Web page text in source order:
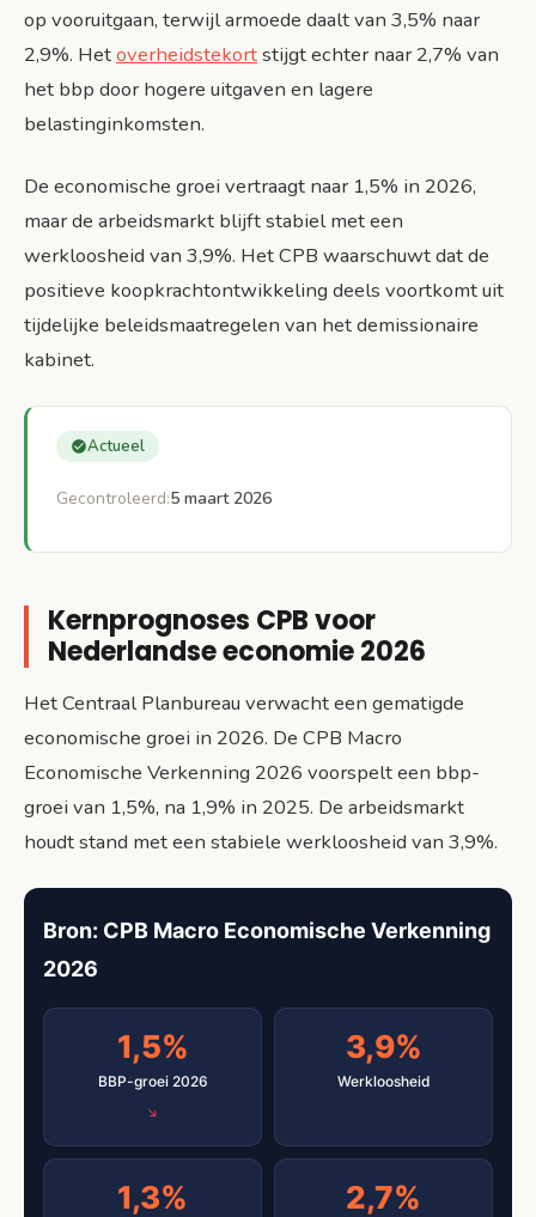
op vooruitgaan, terwijl armoede daalt van 3,5% naar
2,9%. Hetoverheidstekortstijgt echter naar 2,7% van
het bbp door hogere uitgaven en lagere
belastinginkomsten.
De economische groei vertraagt naar 1,5% in 2026,
maar de arbeidsmarkt blijft stabiel met een
werkloosheid van 3,9%. Het CPB waarschuwt dat de
positieve koopkrachtontwikkeling deels voortkomt uit
tijdelijke beleidsmaatregelen van het demissionaire
kabinet.
Actueel
Gecontroleerd:5 maart 2026
Kernprognoses CPB voor
Nederlandse economie 2026
Het Centraal Planbureau verwacht een gematigde
economische groei in 2026. De CPB Macro
Economische Verkenning 2026 voorspelt een bbp-
groei van 1,5%, na 1,9% in 2025. De arbeidsmarkt
houdt stand met een stabiele werkloosheid van 3,9%.
Bron: CPB Macro Economische Verkenning
2026
1,5%
BBP-groei 2026
3,9%
Werkloosheid
1,3% 2,7%